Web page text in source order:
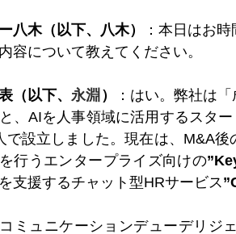
八木（以下、八木）
：本日はお
容について教えてください。
（以下、永淵 ）
：はい。弊社は
、AIを人事領域に活用するスタ
で設立しました。現在は、M&A
行うエンタープライズ向けの
支援するチャット型HRサービス
ミュニケーションデューデリジ